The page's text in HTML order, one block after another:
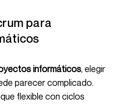
informáticos, elegir
parecer complicado.
flexible con ciclos